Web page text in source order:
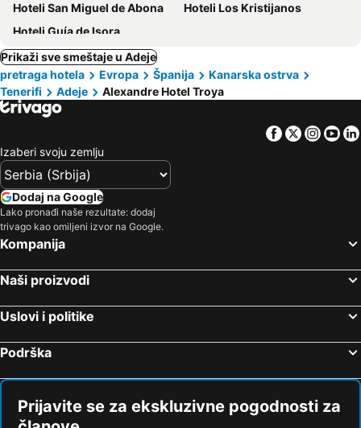
Hoteli San Miguel de Abona
Hoteli Los Kristijanos
Hoteli Guía de Isora
Prikaži sve smeštaje u Adeje
pretraga hotela
Evropa Španija
Kanarska ostrva
Tenerifi
Adeje Alexandre Hotel Troya
Facebook
Twitter
Izaberi svoju zemlju
Dodaj na Google
Lako pronađi naše rezultate: dodaj
trivago kao omiljeni izvor na Google.
Kompanija
Naši proizvodi
Uslovi i politike
Podrška
Prijavite se za ekskluzivne pogodnosti za